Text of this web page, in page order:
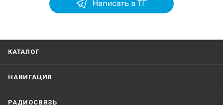
КАТАЛОГ
НАВИГАЦИЯ
РАДИОСВЯЗЬ